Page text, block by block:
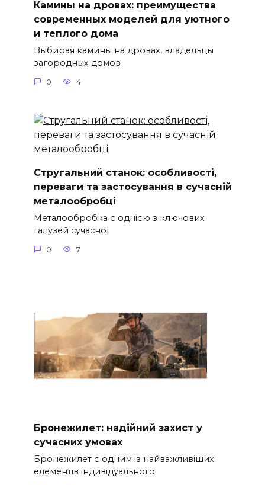
Камины на дровах: преимущества
современных моделей для уютного
и теплого дома
Выбирая камины на дровах, владельцы
загородных домов
0 4
Стругальний станок: особливості,
переваги та застосування в сучасній
металообробці
Металообробка є однією з ключових
галузей сучасної
0 7
Бронежилет: надійний захист у
сучасних умовах
Бронежилет є одним із найважливіших
елементів індивідуального